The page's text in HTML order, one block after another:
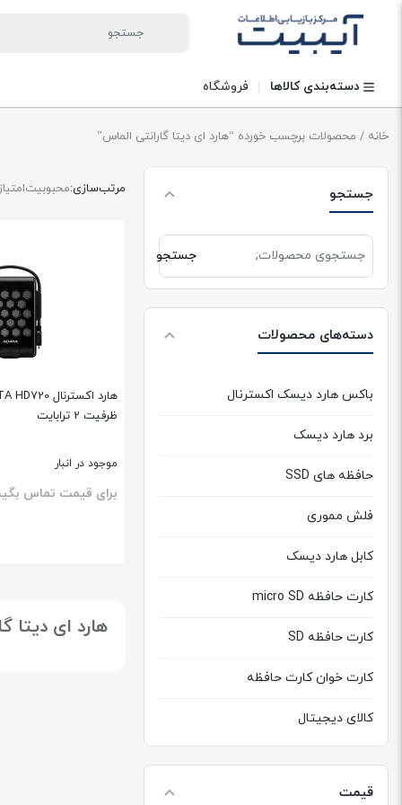
دسته‌بندی کالاها فروشگاه
خانه / محصولات برچسب خورده “هارد ای دیتا گارانتی الماس”
جستجو
برای:
جستجو
دسته‌های محصولات
باکس هارد دیسک اکسترنال
برد هارد دیسک
حافظه های SSD
فلش مموری
کابل هارد دیسک
کارت حافظه micro SD
کارت حافظه SD
کارت خوان کارت حافظه
کالای دیجیتال
هارد دیسک اینترنال
قیمت
مرتب‌سازی:محبوبیتامتیاز
ظرفیت 2 ترابایت
موجود در انبار
برای قیمت تماس
هارد ای دیتا